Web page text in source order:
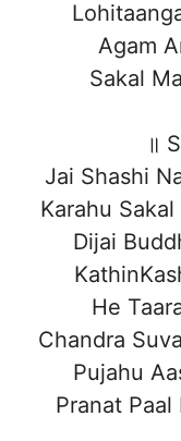
Agam
Sakal
॥
Jai Shashi
Karahu
Dijai
He
Chandra
Pujahu
Pranat Paal